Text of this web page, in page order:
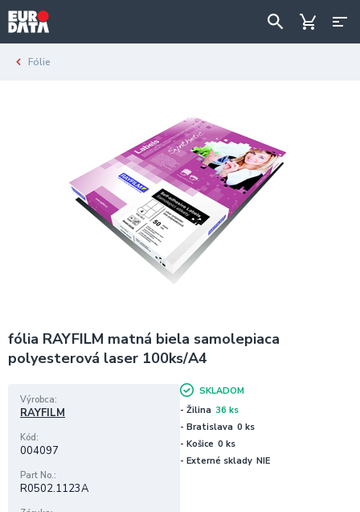
Fólie
fólia RAYFILM matná biela samolepiaca
polyesterová laser 100ks/A4
Výrobca
RAYFILM
Kód
004097
Part No.
R0502.1123A
SKLADOM
- Žilina 36 ks
- Bratislava 0 ks
- Košice 0 ks
- Externé sklady NIE